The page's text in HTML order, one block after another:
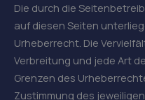
Die durch die
auf diesen Seiten
Urheberrecht. Die
Verbreitung und jede Art
Grenzen des
Zustimmung des